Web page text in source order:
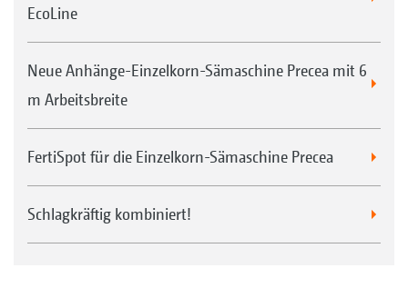
EcoLine
Neue Anhänge-Einzelkorn-Sämaschine Precea mit 6
m Arbeitsbreite
FertiSpot für die Einzelkorn-Sämaschine Precea
Schlagkräftig kombiniert!